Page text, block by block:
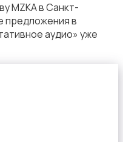
MZKA в Санкт-
предложения в
аудио» уже